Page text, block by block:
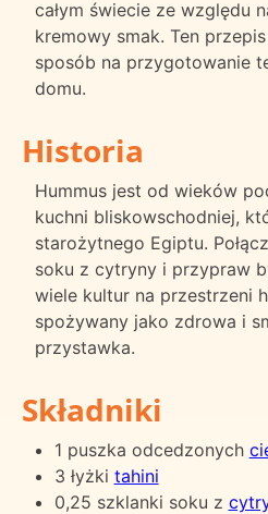
całym świecie ze względu
kremowy smak. Ten
sposób na przygotowanie
domu.
Historia
Hummus jest od wieków
kuchni bliskowschodniej,
starożytnego Egiptu.
soku z cytryny i przypraw
wiele kultur na przestrzeni
spożywany jako zdrowa i
przystawka.
Składniki
1 puszka odcedzonych
3 łyżki tahini
0,25 szklanki soku z